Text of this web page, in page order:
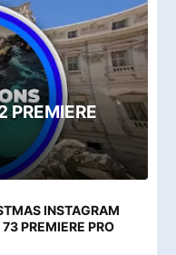
PREMIERE
INSTAGRAM
PREMIERE PRO